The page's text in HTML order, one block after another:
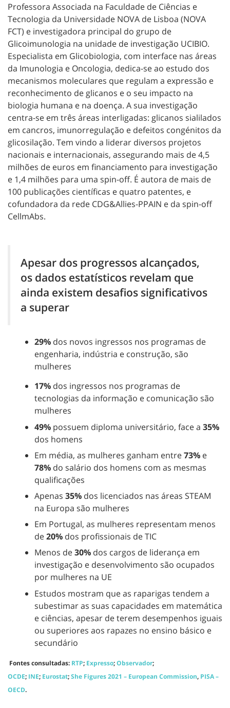
Professora Associada na Faculdade de Ciências e
Tecnologia da Universidade NOVA de Lisboa (NOVA
FCT) e investigadora principal do grupo de
Glicoimunologia na unidade de investigação UCIBIO.
Especialista em Glicobiologia, com interface nas áreas
da Imunologia e Oncologia, dedica-se ao estudo dos
mecanismos moleculares que regulam a expressão e
reconhecimento de glicanos e o seu impacto na
biologia humana e na doença. A sua investigação
centra-se em três áreas interligadas: glicanos sialilados
em cancros, imunorregulação e defeitos congénitos da
glicosilação. Tem vindo a liderar diversos projetos
nacionais e internacionais, assegurando mais de 4,5
milhões de euros em financiamento para investigação
e 1,4 milhões para uma spin-off. É autora de mais de
100 publicações científicas e quatro patentes, e
cofundadora da rede CDG&Allies-PPAIN e da spin-off
CellmAbs.
Apesar dos progressos alcançados,
os dados estatísticos revelam que
ainda existem desafios significativos
a superar
29% dos novos ingressos nos programas de
engenharia, indústria e construção, são
mulheres
17% dos ingressos nos programas de
tecnologias da informação e comunicação são
mulheres
49% possuem diploma universitário, face a 35%
dos homens
Em média, as mulheres ganham entre73% e
78% do salário dos homens com as mesmas
qualificações
Apenas 35% dos licenciados nas áreas STEAM
na Europa são mulheres
Em Portugal, as mulheres representam menos
de20% dos profissionais de TIC
Menos de30% dos cargos de liderança em
investigação e desenvolvimento são ocupados
por mulheres na UE
Estudos mostram que as raparigas tendem a
subestimar as suas capacidades em matemática
e ciências, apesar de terem desempenhos iguais
ou superiores aos rapazes no ensino básico e
secundário
Fontes consultadas: RTP; Expresso;Observador;
OCDE; INE; Eurostat;She Figures 2021 – European Commission, PISA –
OECD.